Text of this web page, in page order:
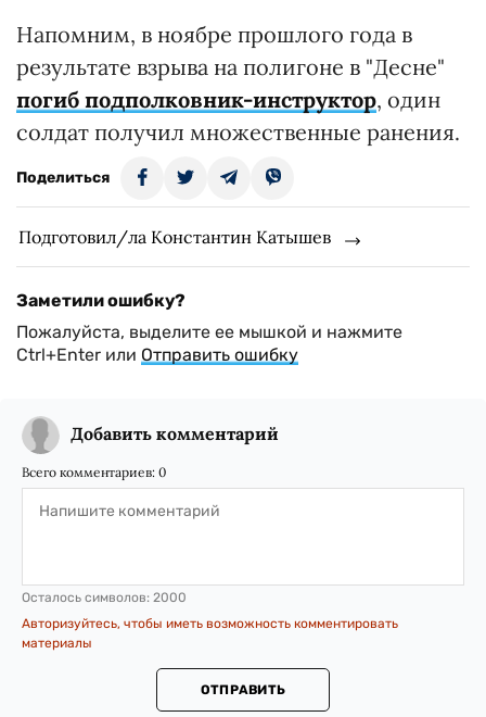
Напомним, в ноябре прошлого года в
результате взрыва на полигоне в "Десне"
погиб подполковник-инструктор, один
солдат получил множественные ранения.
Поделиться
Подготовил/ла Константин Катышев
Заметили ошибку?
Пожалуйста, выделите ее мышкой и нажмите
Ctrl+Enter или Отправить ошибку
Добавить комментарий
Всего комментариев: 0
Осталось символов: 2000
Авторизуйтесь, чтобы иметь возможность комментировать
материалы
ОТПРАВИТЬ